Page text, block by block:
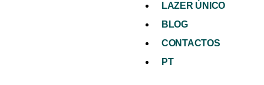
LAZER ÚNICO
BLOG
CONTACTOS
PT